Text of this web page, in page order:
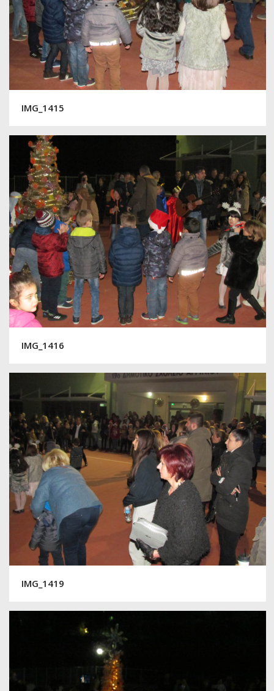
IMG_1415
IMG_1416
IMG_1419